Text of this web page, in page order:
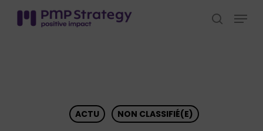
search
Menu
ACTU NON CLASSIFIÉ(E)